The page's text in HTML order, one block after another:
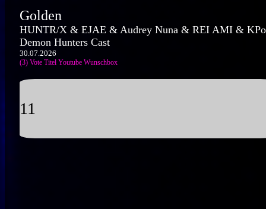
Golden
HUNTR/X & EJAE & Audrey Nuna & REI AMI &
Demon Hunters Cast
30.07.2026
(3) Vote Titel Youtube Wunschbox
11